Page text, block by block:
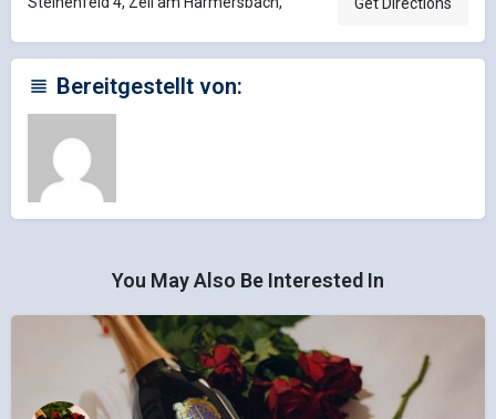
Bereitgestellt von:
You May Also Be Interested In